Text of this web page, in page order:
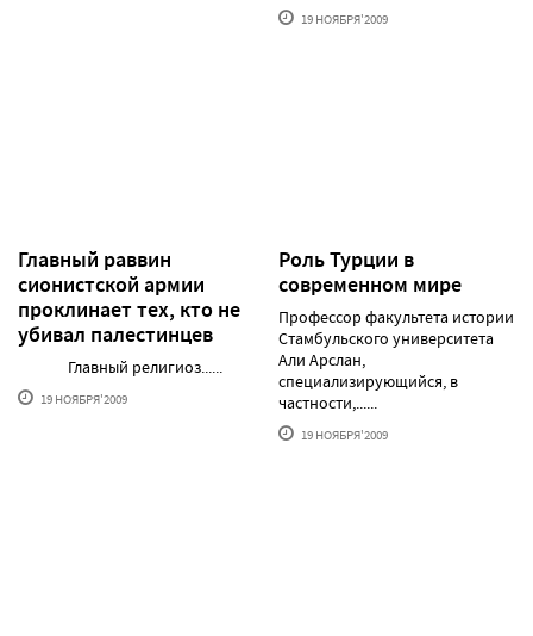
19 НОЯБРЯ'2009
Главный раввин
сионистской армии
проклинает тех, кто не
убивал палестинцев
Главный религиоз......
19 НОЯБРЯ'2009
Роль Турции в
современном мире
Профессор факультета истории
Стамбульского университета
Али Арслан,
специализирующийся, в
частности,......
19 НОЯБРЯ'2009